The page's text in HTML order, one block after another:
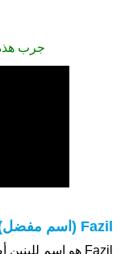
جرب هذه
Fazil (اسم مفضل)